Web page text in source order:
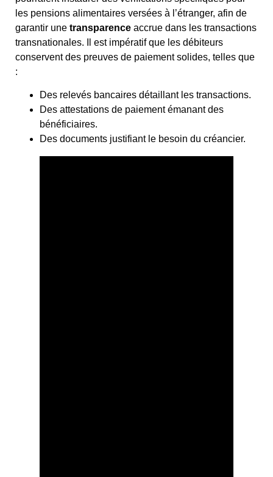
les pensions alimentaires versées à l’étranger, afin de
garantir une transparence accrue dans les transactions
transnationales. Il est impératif que les débiteurs
conservent des preuves de paiement solides, telles que
:
Des relevés bancaires détaillant les transactions.
Des attestations de paiement émanant des
bénéficiaires.
Des documents justifiant le besoin du créancier.